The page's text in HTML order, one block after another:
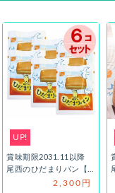
UP!
賞味期限2031.11以降
尾西のひだまりパン【6
個セット】 (プレーン/
2,300円